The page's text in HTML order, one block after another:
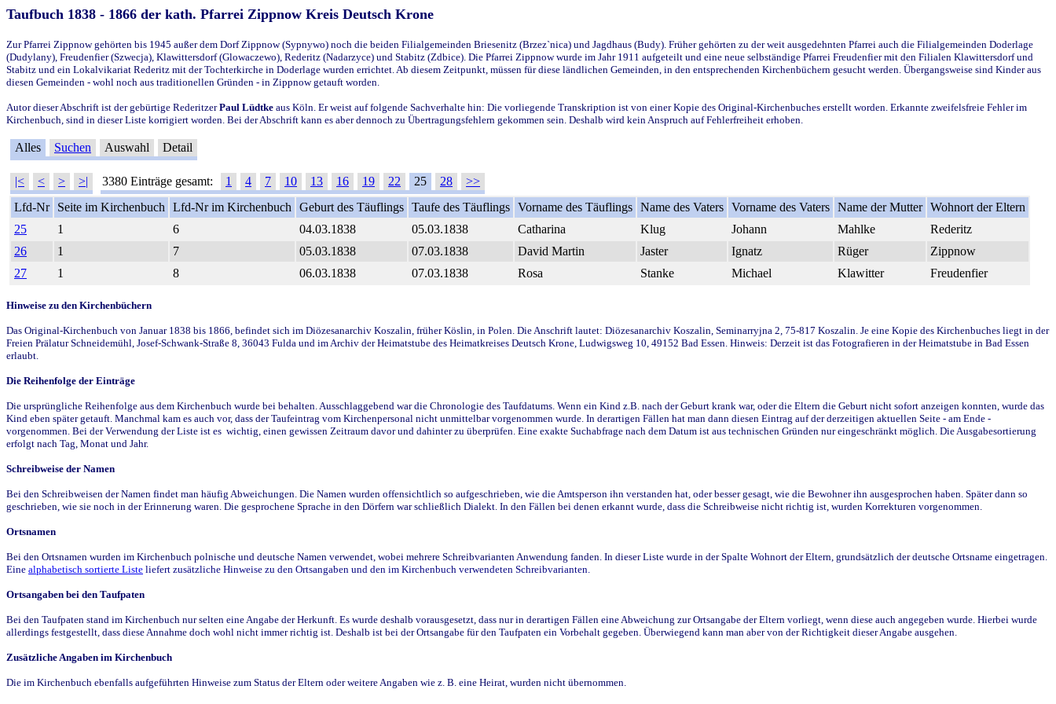
Taufbuch 1838 - 1866 der kath. Pfarrei Zippnow Kreis Deutsch Krone
Zur Pfarrei Zippnow gehörten bis 1945 außer dem Dorf Zippnow (Sypnywo) noch die beiden Filialgemeinden Briesenitz (Brzez`nica) und Jagdhaus (Budy). Früher gehörten zu der weit ausgedehnten Pfarrei auch die Filialgemeinden Doderlage
(Dudylany), Freudenfier (Szwecja), Klawittersdorf (Glowaczewo), Rederitz (Nadarzyce) und Stabitz (Zdbice). Die Pfarrei Zippnow wurde im Jahr 1911 aufgeteilt und eine neue selbständige Pfarrei Freudenfier mit den Filialen Klawittersdorf und
Stabitz und ein Lokalvikariat Rederitz mit der Tochterkirche in Doderlage wurden errichtet. Ab diesem Zeitpunkt, müssen für diese ländlichen Gemeinden, in den entsprechenden Kirchenbüchern gesucht werden. Übergangsweise sind Kinder aus
diesen Gemeinden - wohl noch aus traditionellen Gründen - in Zippnow getauft worden.
Autor dieser Abschrift ist der gebürtige RederitzerPaul Lüdtke aus Köln. Er weist auf folgende Sachverhalte hin: Die vorliegende Transkription ist von einer Kopie des Original-Kirchenbuches erstellt worden. Erkannte zweifelsfreie Fehler im
Kirchenbuch, sind in dieser Liste korrigiert worden. Bei der Abschrift kann es aber dennoch zu Übertragungsfehlern gekommen sein. Deshalb wird kein Anspruch auf Fehlerfreiheit erhoben.
Alles Suchen Auswahl Detail
|< < > >| 3380 Einträge gesamt: 1 4 7 10 13 16 19 22 25 28
>>
Lfd-Nr
Seite im Kirchenbuch Lfd-Nr im Kirchenbuch Geburt des Täuflings Taufe des Täuflings Vorname des Täuflings Name des Vaters Vorname des Vaters Name der Mutter Wohnort der Eltern
25
1 6 04.03.1838 05.03.1838 Catharina Klug Johann Mahlke
Rederitz
26
1 7 05.03.1838 07.03.1838 David Martin Jaster Ignatz Rüger
Zippnow
27
1 8 06.03.1838 07.03.1838 Rosa Stanke Michael Klawitter Freudenfier
Hinweise zu den Kirchenbüchern
Das Original-Kirchenbuch von Januar 1838 bis 1866, befindet sich im Diözesanarchiv Koszalin, früher Köslin, in Polen. Die Anschrift lautet: Diözesanarchiv Koszalin, Seminarryjna 2, 75-817 Koszalin. Je eine Kopie des Kirchenbuches liegt in der
Freien Prälatur Schneidemühl, Josef-Schwank-Straße 8, 36043 Fulda und im Archiv der Heimatstube des Heimatkreises Deutsch Krone, Ludwigsweg 10, 49152 Bad Essen. Hinweis: Derzeit ist das Fotografieren in der Heimatstube in Bad Essen
erlaubt.
Die Reihenfolge der Einträge
Die ursprüngliche Reihenfolge aus dem Kirchenbuch wurde bei behalten. Ausschlaggebend war die Chronologie des Taufdatums. Wenn ein Kind z.B. nach der Geburt krank war, oder die Eltern die Geburt nicht sofort anzeigen konnten, wurde das
Kind eben später getauft. Manchmal kam es auch vor, dass der Taufeintrag vom Kirchenpersonal nicht unmittelbar vorgenommen wurde. In derartigen Fällen hat man dann diesen Eintrag auf der derzeitigen aktuellen Seite - am Ende -
vorgenommen. Bei der Verwendung der Liste ist es wichtig, einen gewissen Zeitraum davor und dahinter zu überprüfen. Eine exakte Suchabfrage nach dem Datum ist aus technischen Gründen nur eingeschränkt möglich. Die Ausgabesortierung
erfolgt nach Tag, Monat und Jahr.
Schreibweise der Namen
Bei den Schreibweisen der Namen findet man häufig Abweichungen. Die Namen wurden offensichtlich so aufgeschrieben, wie die Amtsperson ihn verstanden hat, oder besser gesagt, wie die Bewohner ihn ausgesprochen haben. Später dann so
geschrieben, wie sie noch in der Erinnerung waren. Die gesprochene Sprache in den Dörfern war schließlich Dialekt. In den Fällen bei denen erkannt wurde, dass die Schreibweise nicht richtig ist, wurden Korrekturen vorgenommen.
Ortsnamen
Bei den Ortsnamen wurden im Kirchenbuch polnische und deutsche Namen verwendet, wobei mehrere Schreibvarianten Anwendung fanden. In dieser Liste wurde in der Spalte Wohnort der Eltern, grundsätzlich der deutsche Ortsname eingetragen.
Eine alphabetisch sortierte Liste liefert zusätzliche Hinweise zu den Ortsangaben und den im Kirchenbuch verwendeten Schreibvarianten.
Ortsangaben bei den Taufpaten
Bei den Taufpaten stand im Kirchenbuch nur selten eine Angabe der Herkunft. Es wurde deshalb vorausgesetzt, dass nur in derartigen Fällen eine Abweichung zur Ortsangabe der Eltern vorliegt, wenn diese auch angegeben wurde. Hierbei wurde
allerdings festgestellt, dass diese Annahme doch wohl nicht immer richtig ist. Deshalb ist bei der Ortsangabe für den Taufpaten ein Vorbehalt gegeben. Überwiegend kann man aber von der Richtigkeit dieser Angabe ausgehen.
Zusätzliche Angaben im Kirchenbuch
Die im Kirchenbuch ebenfalls aufgeführten Hinweise zum Status der Eltern oder weitere Angaben wie z. B. eine Heirat, wurden nicht übernommen.